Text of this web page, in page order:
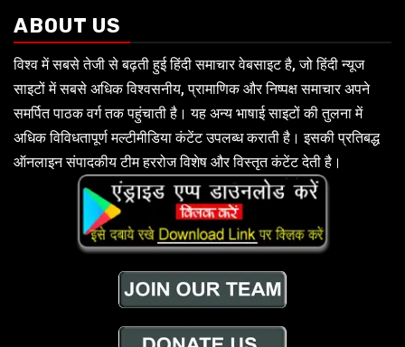
ABOUT US
विश्व में सबसे तेजी से बढ़ती हुई हिंदी समाचार वेबसाइट है, जो हिंदी न्यूज
साइटों में सबसे अधिक विश्वसनीय, प्रामाणिक और निष्पक्ष समाचार अपने
समर्पित पाठक वर्ग तक पहुंचाती है। यह अन्य भाषाई साइटों की तुलना में
अधिक विविधतापूर्ण मल्टीमीडिया कंटेंट उपलब्ध कराती है। इसकी प्रतिबद्ध
ऑनलाइन संपादकीय टीम हररोज विशेष और विस्तृत कंटेंट देती है।